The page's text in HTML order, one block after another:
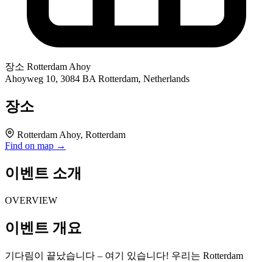
장소 Rotterdam Ahoy
Ahoyweg 10, 3084 BA Rotterdam, Netherlands
장소
Rotterdam Ahoy, Rotterdam
Find on map →
이벤트 소개
OVERVIEW
이벤트 개요
기다림이 끝났습니다 – 여기 있습니다! 우리는 Rotterdam